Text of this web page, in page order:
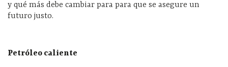
y qué más debe cambiar para para que se asegure un
futuro justo.
Petróleo caliente